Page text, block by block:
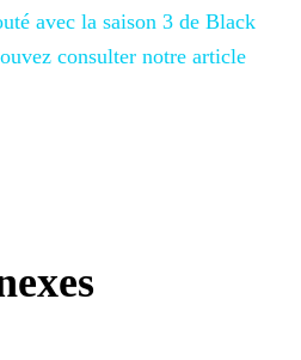
avec la saison 3 de Black
consulter notre article